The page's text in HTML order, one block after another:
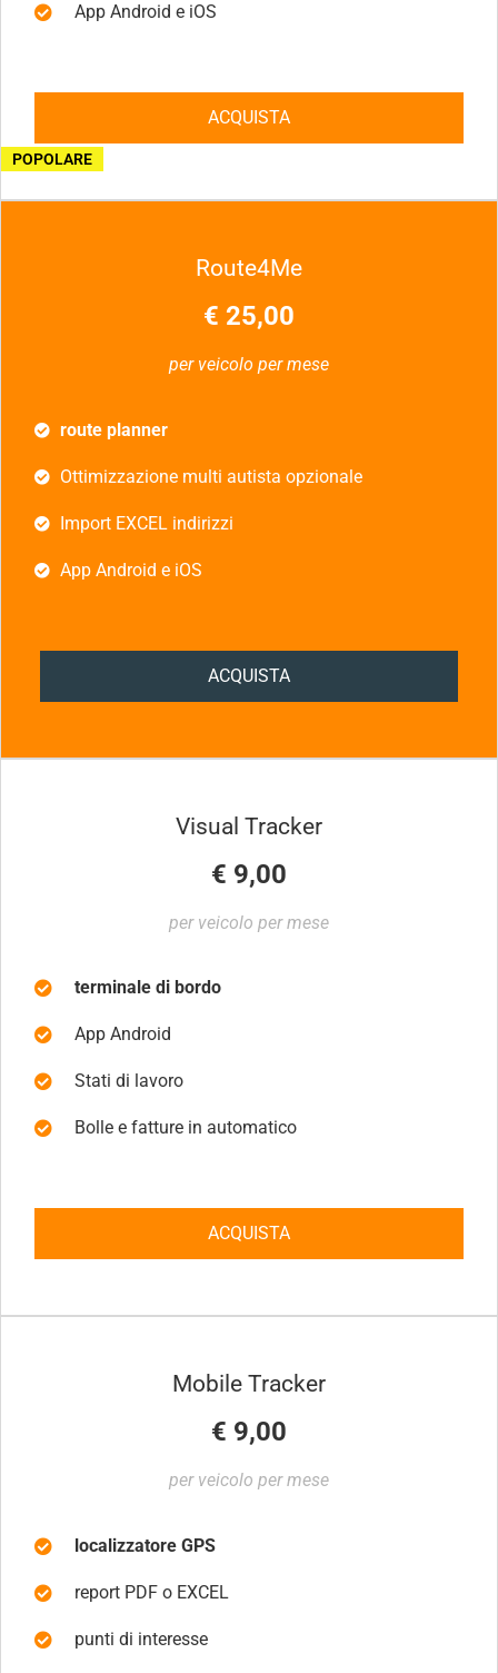
App Android e iOS
ACQUISTA
POPOLARE
Route4Me
€ 25,00
per veicolo per mese
route planner
Ottimizzazione multi autista opzionale
Import EXCEL indirizzi
App Android e iOS
ACQUISTA
Visual Tracker
€ 9,00
per veicolo per mese
terminale di bordo
App Android
Stati di lavoro
Bolle e fatture in automatico
ACQUISTA
Mobile Tracker
€ 9,00
per veicolo per mese
localizzatore GPS
report PDF o EXCEL
punti di interesse